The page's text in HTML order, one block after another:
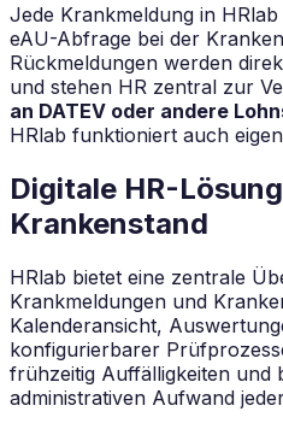
Jede Krankmeldung in
eAU-Abfrage bei der
Rückmeldungen werden
und stehen HR zentral zur
an DATEV oder andere
HRlab funktioniert auch
Digitale HR-
Krankenstand
HRlab bietet eine zentrale
Krankmeldungen und
Kalenderansicht,
konfigurierbarer
frühzeitig Auffälligkeiten und
administrativen Aufwand